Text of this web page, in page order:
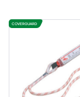
COVERGUARD